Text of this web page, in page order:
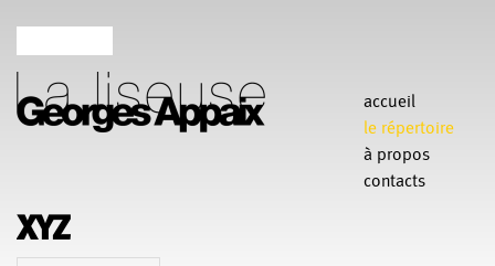
accueil
le répertoire
à propos
contacts